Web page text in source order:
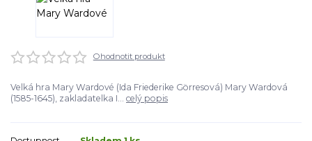
Ohodnotit produkt
Velká hra Mary Wardové (Ida Friederike Görresová) Mary Wardová
(1585-1645), zakladatelka I... celý popis